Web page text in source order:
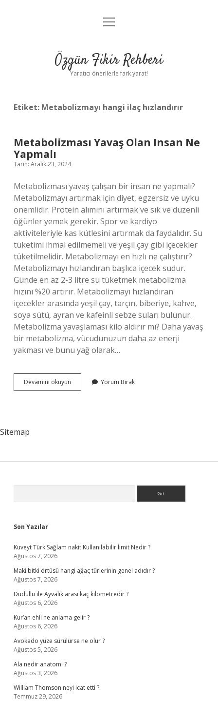
Gizlilik Politikası
Yasal Uyarı
menüyü
Özgün Fikir Rehberi
Yaratıcı önerilerle fark yarat!
Etiket: Metabolizmayı hangi ilaç hızlandırır
Metabolizması Yavaş Olan Insan Ne
Yapmalı
Tarih: Aralık 23, 2024
Metabolizması yavaş çalışan bir insan ne yapmalı?
Metabolizmayı artırmak için diyet, egzersiz ve uyku
önemlidir. Protein alımını artırmak ve sık ve düzenli
öğünler yemek gerekir. Spor ve kardiyo
aktiviteleriyle kas kütlesini artırmak da faydalıdır. Su
tüketimi ihmal edilmemeli ve yeşil çay gibi içecekler
tüketilmelidir. Metabolizmayı en hızlı ne çalıştırır?
Metabolizmayı hızlandıran başlıca içecek sudur.
Günde en az 2-3 litre su tüketmek metabolizma
hızını %20 artırır. Metabolizmayı hızlandıran
içecekler arasında yeşil çay, tarçın, biberiye, kahve,
soya sütü, ayran ve kafeinli sebze suları bulunur.
Metabolizma yavaşlaması kilo aldırır mı? Daha yavaş
bir metabolizma, vücudunuzun daha az enerji
yakması ve bunu yağ olarak…
Devamını okuyun Metabolizması
Yavaş
Yorum Bırak
Sitemap
Son Yazılar
Kuveyt Türk Sağlam nakit Kullanılabilir limit Nedir ?
Ağustos 7, 2026
Maki bitki örtüsü hangi ağaç türlerinin genel adıdır ?
Ağustos 7, 2026
Dudullu ile Ayvalık arası kaç kilometredir ?
Ağustos 6, 2026
Kur’an ehli ne anlama gelir ?
Ağustos 6, 2026
Avokado yüze sürülürse ne olur ?
Ağustos 5, 2026
Ala nedir anatomi ?
Ağustos 3, 2026
William Thomson neyi icat etti ?
Temmuz 29, 2026